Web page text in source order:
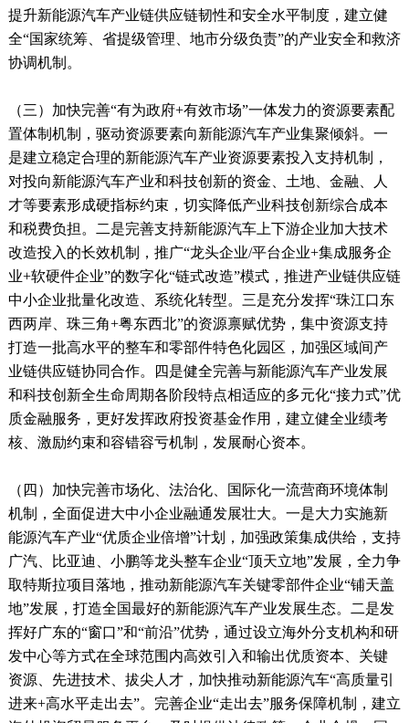
提升新能源汽车产业链供应链韧性和安全水平制度，建立健
全“国家统筹、省提级管理、地市分级负责”的产业安全和救济
协调机制。
（三）加快完善“有为政府+有效市场”一体发力的资源要素配
置体制机制，驱动资源要素向新能源汽车产业集聚倾斜。一
是建立稳定合理的新能源汽车产业资源要素投入支持机制，
对投向新能源汽车产业和科技创新的资金、土地、金融、人
才等要素形成硬指标约束，切实降低产业科技创新综合成本
和税费负担。二是完善支持新能源汽车上下游企业加大技术
改造投入的长效机制，推广“龙头企业/平台企业+集成服务企
业+软硬件企业”的数字化“链式改造”模式，推进产业链供应链
中小企业批量化改造、系统化转型。三是充分发挥“珠江口东
西两岸、珠三角+粤东西北”的资源禀赋优势，集中资源支持
打造一批高水平的整车和零部件特色化园区，加强区域间产
业链供应链协同合作。四是健全完善与新能源汽车产业发展
和科技创新全生命周期各阶段特点相适应的多元化“接力式”优
质金融服务，更好发挥政府投资基金作用，建立健全业绩考
核、激励约束和容错容亏机制，发展耐心资本。
（四）加快完善市场化、法治化、国际化一流营商环境体制
机制，全面促进大中小企业融通发展壮大。一是大力实施新
能源汽车产业“优质企业倍增”计划，加强政策集成供给，支持
广汽、比亚迪、小鹏等龙头整车企业“顶天立地”发展，全力争
取特斯拉项目落地，推动新能源汽车关键零部件企业“铺天盖
地”发展，打造全国最好的新能源汽车产业发展生态。二是发
挥好广东的“窗口”和“前沿”优势，通过设立海外分支机构和研
发中心等方式在全球范围内高效引入和输出优质资本、关键
资源、先进技术、拔尖人才，加快推动新能源汽车“高质量引
进来+高水平走出去”。完善企业“走出去”服务保障机制，建立